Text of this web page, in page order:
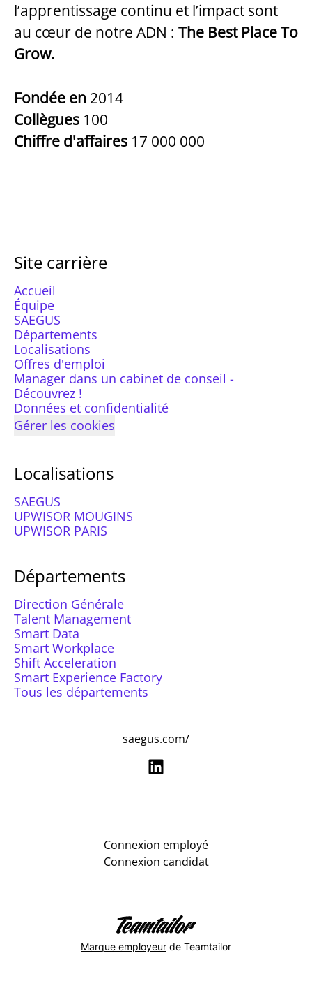
l’apprentissage continu et l’impact sont
au cœur de notre ADN : The Best Place To
Grow.
Fondée en 2014
Collègues 100
Chiffre d'affaires 17 000 000
Site carrière
Accueil
Équipe
SAEGUS
Départements
Localisations
Offres d'emploi
Manager dans un cabinet de conseil -
Découvrez !
Données et confidentialité
Gérer les cookies
Localisations
SAEGUS
UPWISOR MOUGINS
UPWISOR PARIS
Départements
Direction Générale
Talent Management
Smart Data
Smart Workplace
Shift Acceleration
Smart Experience Factory
Tous les départements
saegus.com/
Connexion employé
Connexion candidat
Marque employeur de Teamtailor